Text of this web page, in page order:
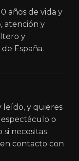
años de vida y
atención y
y
España.
leído, y quieres
o
si necesitas
contacto con